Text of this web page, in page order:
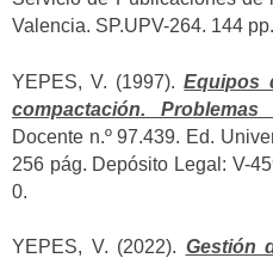
Valencia. SP.UPV-264. 144 pp.
YEPES, V. (1997).Equipos
compactación. Problemas
Docente n.º 97.439. Ed.
256 pág. Depósito Legal: V-
0.
YEPES, V. (2022). Gestión